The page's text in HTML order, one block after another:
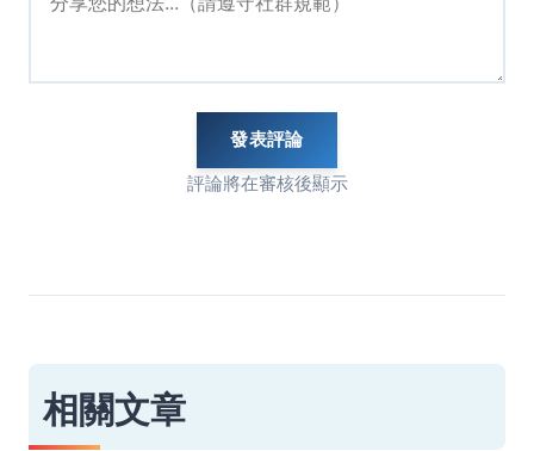
發表評論
評論將在審核後顯示
相關文章